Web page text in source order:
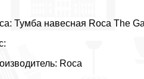
Тумба навесная Roca The
Roca